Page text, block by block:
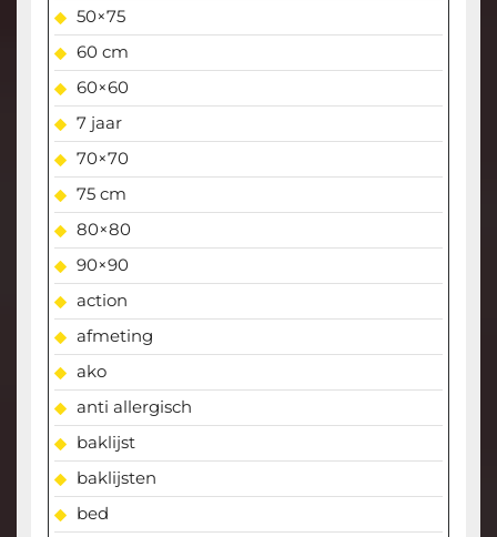
50×75
60 cm
60×60
7 jaar
70×70
75 cm
80×80
90×90
action
afmeting
ako
anti allergisch
baklijst
baklijsten
bed